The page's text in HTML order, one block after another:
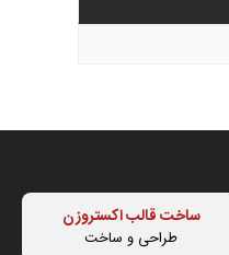
ساخت قالب اکستروزن
طراحی و ساخت